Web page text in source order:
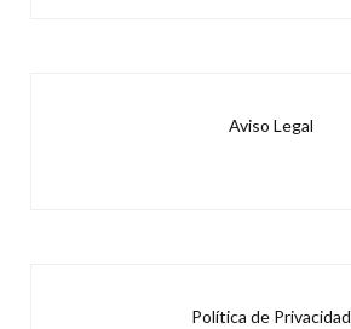
Aviso Legal
Política de Privacidad